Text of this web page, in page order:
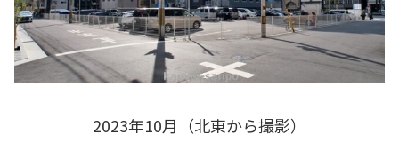
2023年10月（北東から撮影）